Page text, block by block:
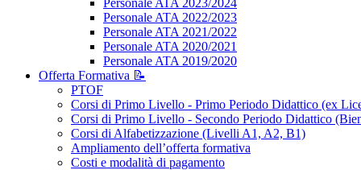
Personale ATA 2023/2024
Personale ATA 2022/2023
Personale ATA 2021/2022
Personale ATA 2020/2021
Personale ATA 2019/2020
Offerta Formativa 📝
PTOF
Corsi di Primo Livello - Primo Periodo Didattico (ex
Corsi di Primo Livello - Secondo Periodo Didattico
Corsi di Alfabetizzazione (Livelli A1, A2, B1)
Ampliamento dell’offerta formativa
Costi e modalità di pagamento